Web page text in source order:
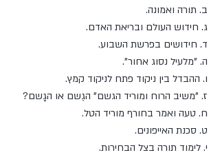
ב. תורה ואמונה.
ג. חידוש העולם ובריאת האדם.
ד. חידושים בפרשת השבוע.
ה. "מלעיל נסוג אחור".
ו. ההבדל בין ניקוד פתח לניקוד קמץ.
ז. "משיב הרוח ומוריד הגשם" הגֶשם או הגָשם?
ח. טעה ואמר בחורף מוריד הטל.
ט. סכנת האייפונים.
י. לימוד תורה בצל הבחירות.